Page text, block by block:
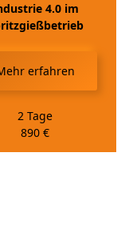
4.0 im
erfahren
2 Tage
890 €